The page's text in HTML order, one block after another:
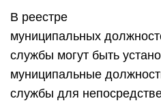
В реестре
муниципальных
службы могут быть
муниципальные
службы для